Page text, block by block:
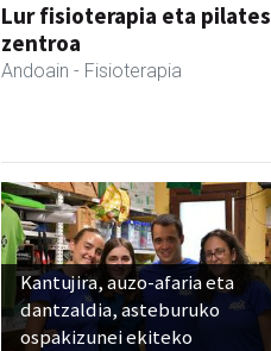
Lur fisioterapia eta pilates
zentroa
Andoain - Fisioterapia
Kantujira, auzo-afaria eta
dantzaldia, asteburuko
ospakizunei ekiteko